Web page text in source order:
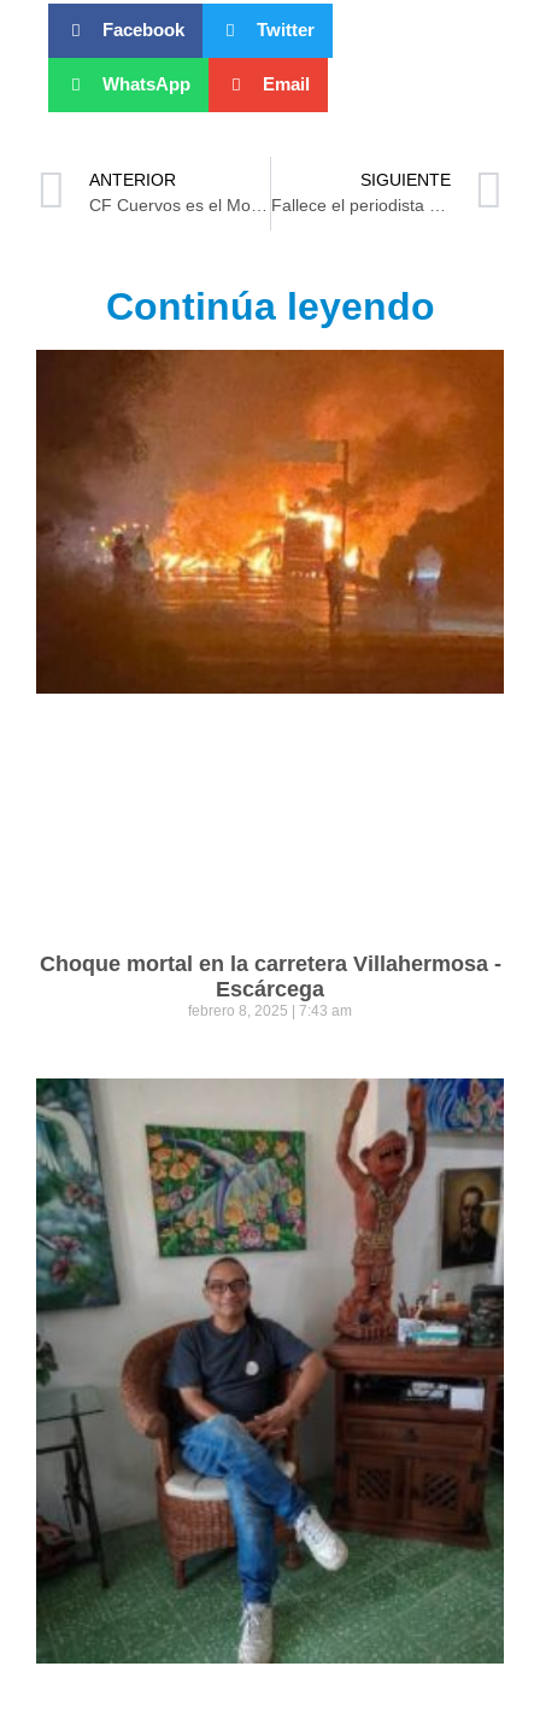
Facebook Twitter
WhatsApp Email
ANTERIOR
CF Cuervos es el Monarca en liga de Valle Real
SIGUIENTE
Fallece el periodista mexicano Ricardo Rocha, toda una institución en el medio
Continúa leyendo
Choque mortal en la carretera Villahermosa -
Escárcega
febrero 8, 2025 7:43 am